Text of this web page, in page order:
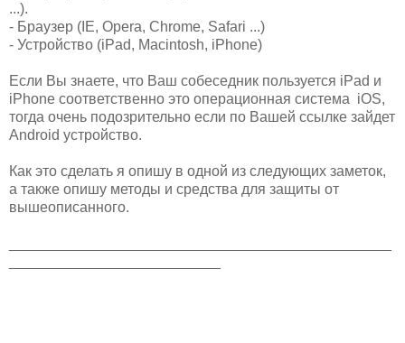
...).
- Браузер (IE, Opera, Chrome, Safari ...)
- Устройство (iPad, Macintosh, iPhone)
Если Вы знаете, что Ваш собеседник пользуется iPad и
iPhone соответственно это операционная система iOS,
тогда очень подозрительно если по Вашей ссылке зайдет
Android устройство.
Как это сделать я опишу в одной из следующих заметок,
а также опишу методы и средства для защиты от
вышеописанного.